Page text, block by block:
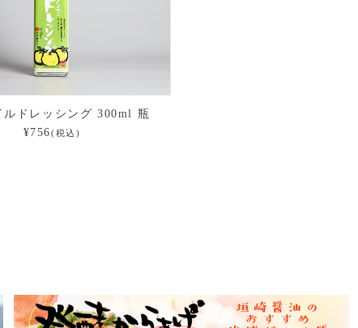
ルドレッシング 300ml 瓶
¥756(税込)